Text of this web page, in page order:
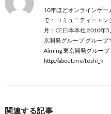
10年ほどオンラインゲー
で： コミュニティーエ
月：CE日本本社 2010年
京開発グループ グルー
Aiming 東京開発グループ
http://about.me/toshi_k
関連する記事